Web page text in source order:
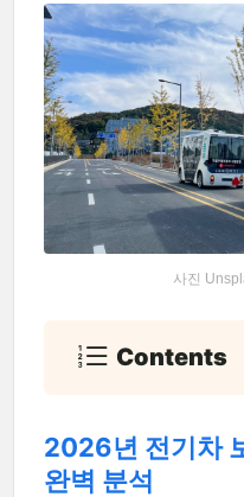
사진
Contents
2026년 전기차
완벽 분석